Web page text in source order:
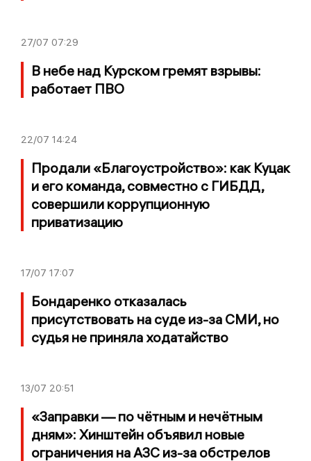
27/07 07:29
В небе над Курском гремят взрывы:
работает ПВО
22/07 14:24
Продали «Благоустройство»: как Куцак
и его команда, совместно с ГИБДД,
совершили коррупционную
приватизацию
17/07 17:07
Бондаренко отказалась
присутствовать на суде из-за СМИ, но
судья не приняла ходатайство
13/07 20:51
«Заправки — по чётным и нечётным
дням»: Хинштейн объявил новые
ограничения на АЗС из-за обстрелов